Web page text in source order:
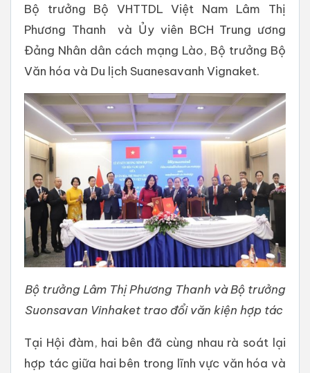
Bộ trưởng Bộ VHTTDL Việt Nam Lâm Thị
Phương Thanh và Ủy viên BCH Trung ương
Đảng Nhân dân cách mạng Lào, Bộ trưởng Bộ
Văn hóa và Du lịch Suanesavanh Vignaket.
Bộ trưởng Lâm Thị Phương Thanh và Bộ trưởng
Suonsavan Vinhaket trao đổi văn kiện hợp tác
Tại Hội đàm, hai bên đã cùng nhau rà soát lại
hợp tác giữa hai bên trong lĩnh vực văn hóa và